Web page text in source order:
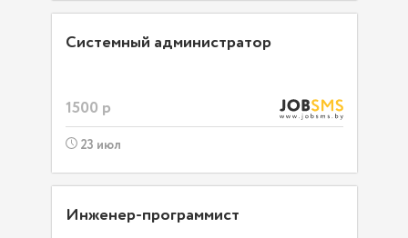
Системный администратор
1500 р
23 июл
Инженер-программист